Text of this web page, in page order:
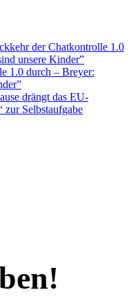
der Chatkontrolle 1.0
unsere Kinder”
1.0 durch – Breyer:
drängt das EU-
zur Selbstaufgabe